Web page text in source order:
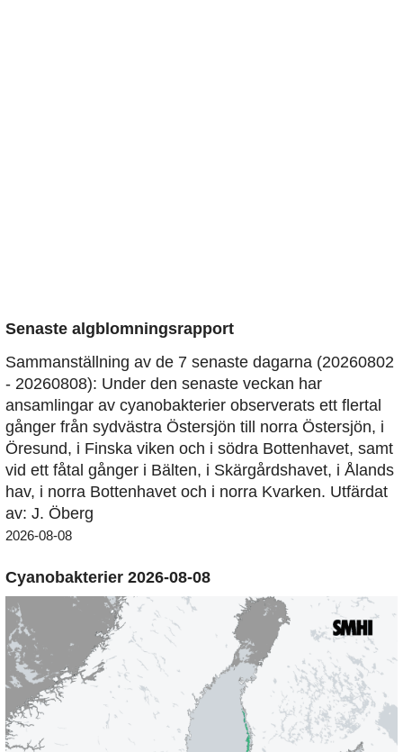
Senaste algblomningsrapport
Sammanställning av de 7 senaste dagarna (20260802
- 20260808): Under den senaste veckan har
ansamlingar av cyanobakterier observerats ett flertal
gånger från sydvästra Östersjön till norra Östersjön, i
Öresund, i Finska viken och i södra Bottenhavet, samt
vid ett fåtal gånger i Bälten, i Skärgårdshavet, i Ålands
hav, i norra Bottenhavet och i norra Kvarken. Utfärdat
av: J. Öberg
2026-08-08
Cyanobakterier 2026-08-08